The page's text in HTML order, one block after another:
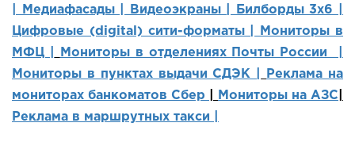
| Медиафасады | Видеоэкраны |
Билборды 3х6 |
Цифровые (digital) сити-форматы |
Мониторы в
МФЦ |
Мониторы в отделениях Почты России |
Мониторы в пунктах выдачи СДЭК |
Реклама на
мониторах банкоматов Сбер
Мониторы на АЗС
Реклама в маршрутных такси |